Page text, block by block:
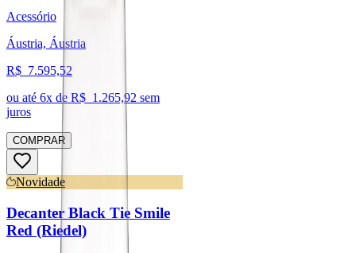
Acessório
Áustria, Áustria
R$ 7.595,52
ou até 6x de R$ 1.265,92 sem
juros
COMPRAR
Novidade
Decanter Black Tie Smile
Red (Riedel)